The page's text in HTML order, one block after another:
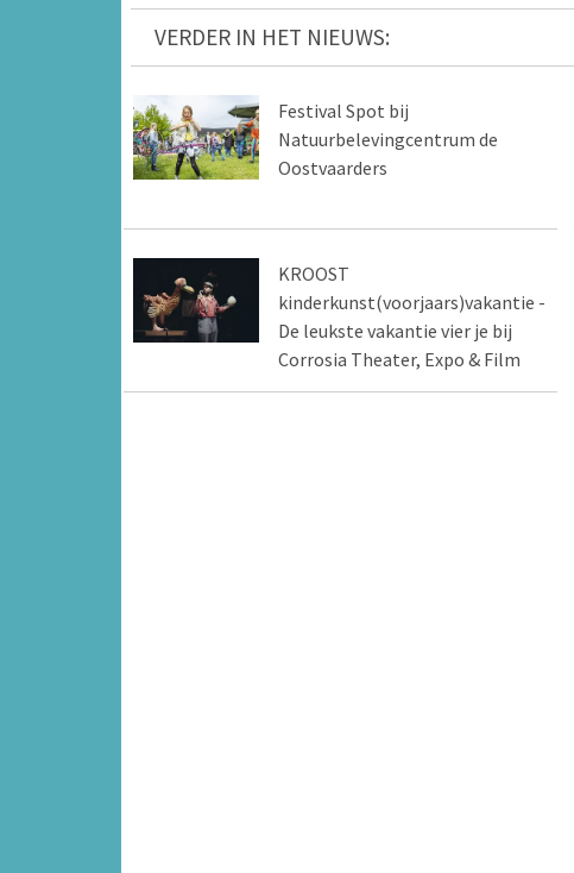
VERDER IN HET NIEUWS:
Festival Spot bij
Natuurbelevingcentrum de
Oostvaarders
KROOST
kinderkunst(voorjaars)vakantie -
De leukste vakantie vier je bij
Corrosia Theater, Expo & Film